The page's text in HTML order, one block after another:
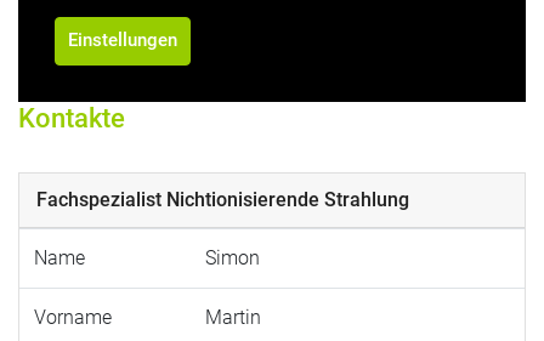
Einstellungen
Kontakte
Fachspezialist Nichtionisierende Strahlung
Name Simon
Vorname Martin